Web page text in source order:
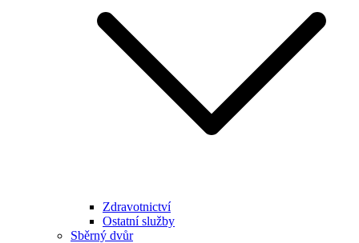
Zdravotnictví
Ostatní služby
Sběrný dvůr